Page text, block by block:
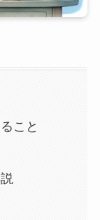
こと